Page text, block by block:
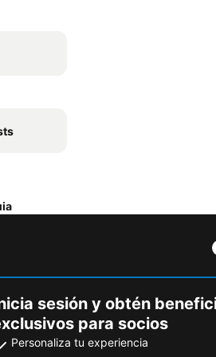
sesión y obtén
para socios
Personaliza tu experiencia